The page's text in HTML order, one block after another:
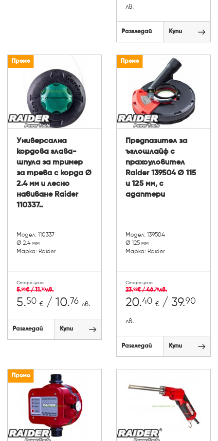
лв.
Разгледай Купи
Промо
Универсална
кордова глава-
шпула за тример
за трева с корда Ø
2.4 мм и лесно
навиване Raider
110337..
Модел: 110337
Ø 2.4 мм
Марка: Raider
5.50 € / 10.76 лв.
Стара цена
5.98€ / 11.70лв.
Разгледай Купи
Промо
Предпазител за
ъглошлайф с
прахоуловител
Raider 139504 Ø 115
и 125 мм, с
адаптери
Модел: 139504
Ø 125 мм
Марка: Raider
20.40 € / 39.90
лв.
Стара цена
23.92€ / 46.78лв.
Разгледай Купи
Промо